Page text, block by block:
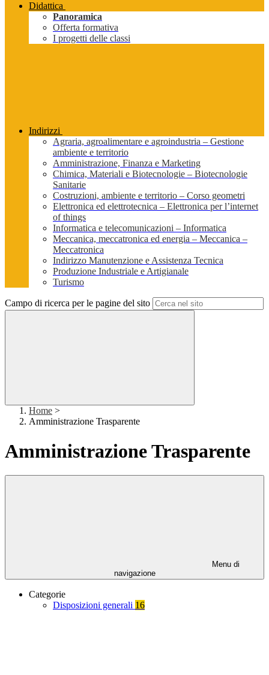
Didattica
Panoramica
Offerta formativa
I progetti delle classi
Indirizzi
Agraria, agroalimentare e agroindustria – Gestione
ambiente e territorio
Amministrazione, Finanza e Marketing
Chimica, Materiali e Biotecnologie – Biotecnologie
Sanitarie
Costruzioni, ambiente e territorio – Corso geometri
Elettronica ed elettrotecnica – Elettronica per l’internet
of things
Informatica e telecomunicazioni – Informatica
Meccanica, meccatronica ed energia – Meccanica –
Meccatronica
Indirizzo Manutenzione e Assistenza Tecnica
Produzione Industriale e Artigianale
Turismo
Campo di ricerca per le pagine del sito
Home >
Amministrazione Trasparente
Amministrazione Trasparente
Menu di
navigazione
Categorie
Disposizioni generali 16